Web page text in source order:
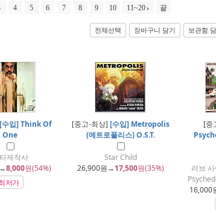
4 5 6 7 8 9 10 11~20 끝
전체선택 장바구니 담기 보관함
[수입] Think Of
One
제작사
8,000원(54%)
저가
[중고-최상] [수입] Metropolis
(메트로폴리스) O.S.T.
Star Child
26,900원→17,500원(35%)
[중
러브
16,000